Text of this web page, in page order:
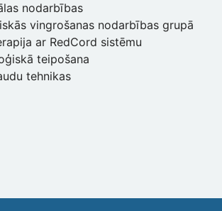
nodarbības
vingrošanas nodarbības grupā
ar RedCord sistēmu
teipošana
tehnikas